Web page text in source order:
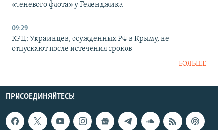
«теневого флота» у Геленджика
09:29
КРЦ: Украинцев, осужденных РФ в Крыму, не
отпускают после истечения сроков
БОЛЬШЕ
ПРИСОЕДИНЯЙТЕСЬ!